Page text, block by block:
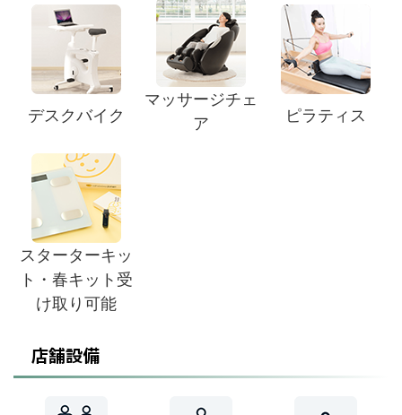
デスクバイク
マッサージチェ
ア
ピラティス
スターターキッ
ト・春キット受
け取り可能
店舗設備